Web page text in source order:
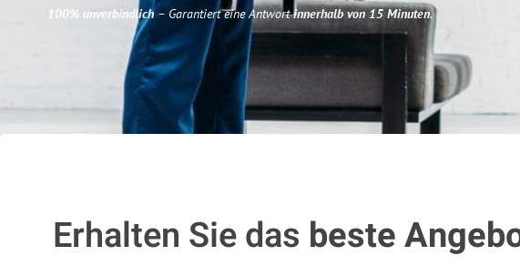
100% unverbindlich– Garantiert eine Antwortinnerhalb von 15 Minuten.
Erhalten Sie das beste